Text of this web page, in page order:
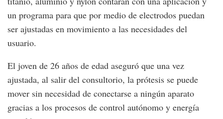
un programa para que por medio de electrodos puedan
ser ajustadas en movimiento a las necesidades del
usuario.
El joven de 26 años de edad aseguró que una vez
ajustada, al salir del consultorio, la prótesis se puede
mover sin necesidad de conectarse a ningún aparato
gracias a los procesos de control autónomo y energía